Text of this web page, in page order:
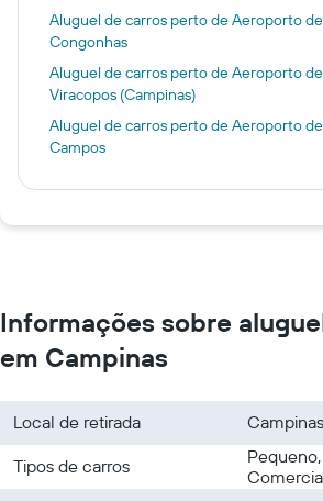
Aluguel de carros perto de Aeroporto
Congonhas
Aluguel de carros perto de Aeroporto
Viracopos (Campinas)
Aluguel de carros perto de Aeroporto de
Campos
Informações sobre
em Campinas
Local de retirada
Campinas
Tipos de carros